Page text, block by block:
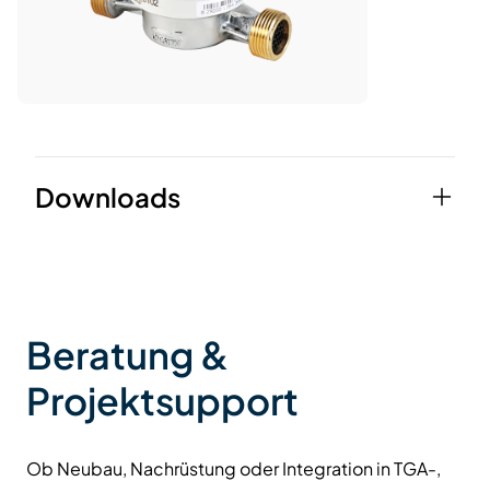
Downloads
Montageanleitung
Beratung &
Projektsupport
Ob Neubau, Nachrüstung oder Integration in TGA-,